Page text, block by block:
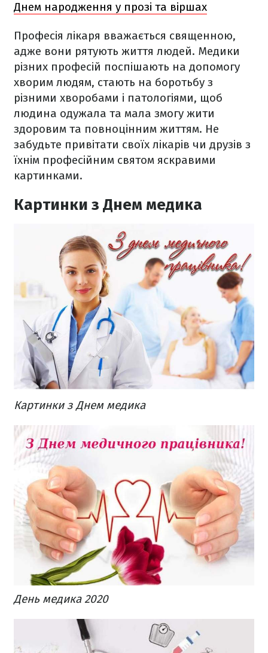
Днем народження у прозі та віршах
Професія лікаря вважається священною,
адже вони рятують життя людей. Медики
різних професій поспішають на допомогу
хворим людям, стають на боротьбу з
різними хворобами і патологіями, щоб
людина одужала та мала змогу жити
здоровим та повноцінним життям. Не
забудьте привітати своїх лікарів чи друзів з
їхнім професійним святом яскравими
картинками.
Картинки з Днем медика
Картинки з Днем медика
День медика 2020